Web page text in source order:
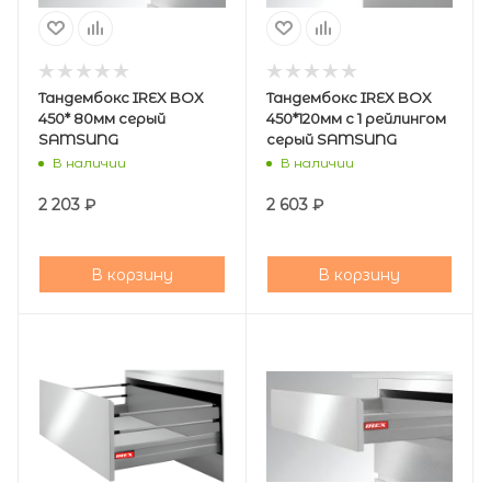
Тандембокс IREX BOX
450* 80мм серый
SAMSUNG
В наличии
2 203 ₽
В корзину
Тандембокс IREX BOX
450*120мм с 1 рейлингом
серый SAMSUNG
В наличии
2 603₽
В корзину